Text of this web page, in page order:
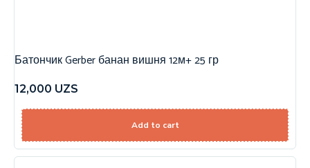
Батончик Gerber банан вишня 12м+ 25 гр
12,000 UZS
Add to cart